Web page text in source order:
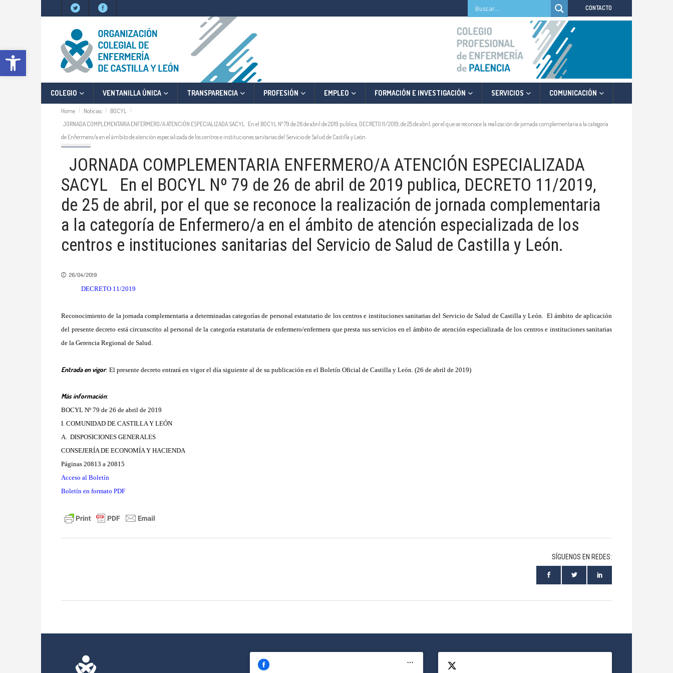
Abrir barra de herramientas
CONTACTO
COLEGIO VENTANILLA ÚNICA TRANSPARENCIA PROFESIÓN EMPLEO FORMACIÓN E INVESTIGACIÓN SERVICIOS COMUNICACIÓN
Home Noticias
BOCYL
JORNADA COMPLEMENTARIA ENFERMERO/A ATENCIÓN ESPECIALIZADA SACYL En el BOCYL Nº 79 de 26 de abril de 2019 publica, DECRETO 11/2019, de 25 de abril, por el que se reconoce la realización de jornada complementaria a la categoría
de Enfermero/a en el ámbito de atención especializada de los centros e instituciones sanitarias del Servicio de Salud de Castilla y León.
BOCYL
JORNADA COMPLEMENTARIA ENFERMERO/A ATENCIÓN ESPECIALIZADA
SACYL En el BOCYL Nº 79 de 26 de abril de 2019 publica, DECRETO 11/2019,
de 25 de abril, por el que se reconoce la realización de jornada complementaria
a la categoría de Enfermero/a en el ámbito de atención especializada de los
centros e instituciones sanitarias del Servicio de Salud de Castilla y León.
26/04/2019
DECRETO 11/2019
Reconocimiento de la jornada complementaria a determinadas categorías de personal estatutario de los centros e instituciones sanitarias del Servicio de Salud de Castilla y León. El ámbito de aplicación
del presente decreto está circunscrito al personal de la categoría estatutaria de enfermero/enfermera que presta sus servicios en el ámbito de atención especializada de los centros e instituciones sanitarias
de la Gerencia Regional de Salud.
Entrada en vigor: El presente decreto entrará en vigor el día siguiente al de su publicación en el Boletín Oficial de Castilla y León. (26 de abril de 2019)
Más información:
BOCYL Nº 79 de 26 de abril de 2019
I. COMUNIDAD DE CASTILLA Y LEÓN
A. DISPOSICIONES GENERALES
CONSEJERÍA DE ECONOMÍA Y HACIENDA
Páginas 20813 a 20815
Acceso al Boletín
Boletín en formato PDF
SÍGUENOS EN REDES: